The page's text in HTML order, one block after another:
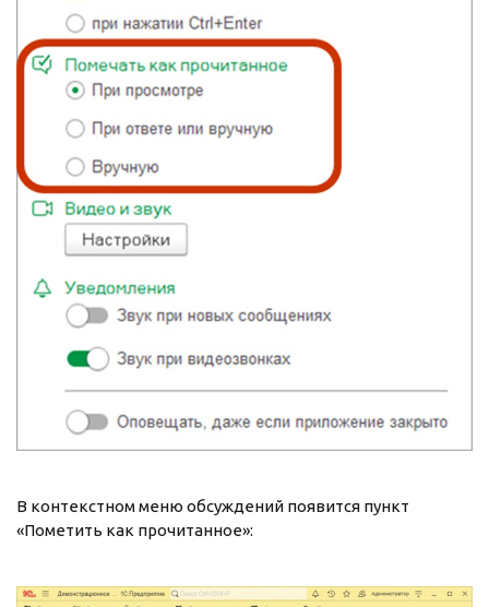
В контекстном меню обсуждений появится пункт
«Пометить как прочитанное»: